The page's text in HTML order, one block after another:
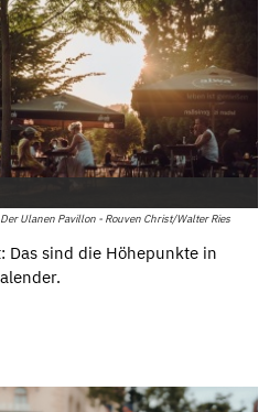
Der Ulanen Pavillon - Rouven Christ/Walter Ries
Das sind die Höhepunkte in